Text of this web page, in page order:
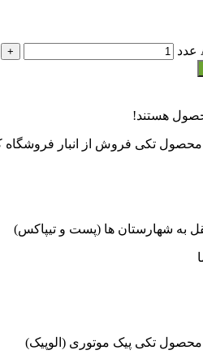
هستند!
فروش از انبار فروشگاه
به شهارستان ها (پست و تیپاکس)
پیک موتوری (الوپیک)